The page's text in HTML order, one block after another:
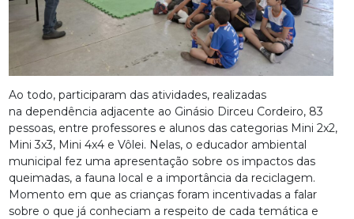
Ao todo, participaram das atividades, realizadas
na dependência adjacente ao Ginásio Dirceu Cordeiro, 83
pessoas, entre professores e alunos das categorias Mini 2x2,
Mini 3x3, Mini 4x4 e Vôlei. Nelas, o educador ambiental
municipal fez uma apresentação sobre os impactos das
queimadas, a fauna local e a importância da reciclagem.
Momento em que as crianças foram incentivadas a falar
sobre o que já conheciam a respeito de cada temática e